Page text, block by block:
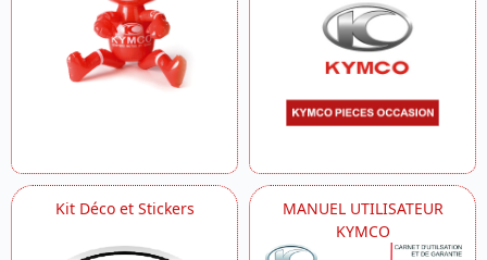
Kit Déco et Stickers
MANUEL UTILISATEUR
KYMCO